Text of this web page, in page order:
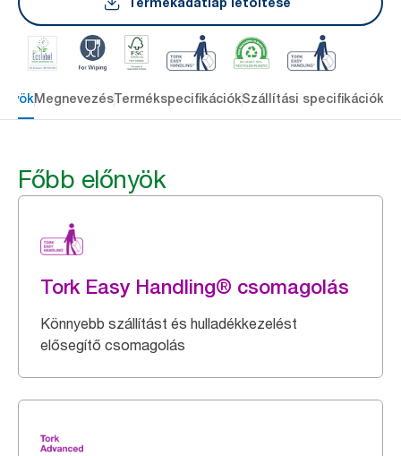
MegnevezésTermékspecifikációkSzállítási specifikációk
Főbb előnyök
Tork Easy Handling® csomagolás
Könnyebb szállítást és hulladékkezelést
elősegítő csomagolás